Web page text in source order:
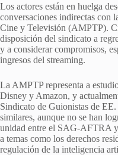
Los actores están en huelga
conversaciones indirectas con
Cine y Televisión (AMPTP).
disposición del sindicato a
y a considerar compromisos,
ingresos del streaming.
La AMPTP representa a
Disney y Amazon, y
Sindicato de Guionistas de
similares, aunque no se han
unidad entre el SAG-AFTRA
a temas como los derechos
regulación de la inteligencia